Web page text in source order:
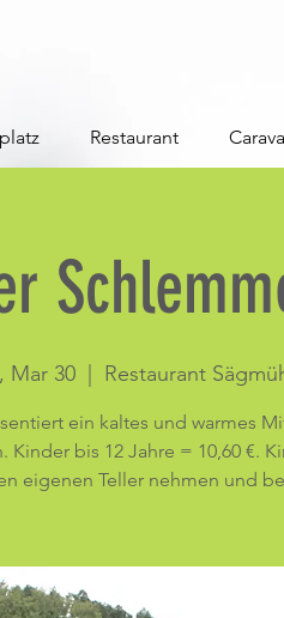
Restaurant
Mar 30
  |
Restaurant
ein kaltes und warmes
Kinder bis 12 Jahre = 10,60 €.
eigenen Teller nehmen und